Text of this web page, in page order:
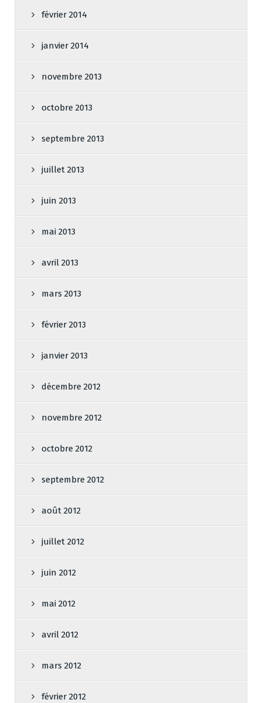
février 2014
janvier 2014
novembre 2013
octobre 2013
septembre 2013
juillet 2013
juin 2013
mai 2013
avril 2013
mars 2013
février 2013
janvier 2013
décembre 2012
novembre 2012
octobre 2012
septembre 2012
août 2012
juillet 2012
juin 2012
mai 2012
avril 2012
mars 2012
février 2012